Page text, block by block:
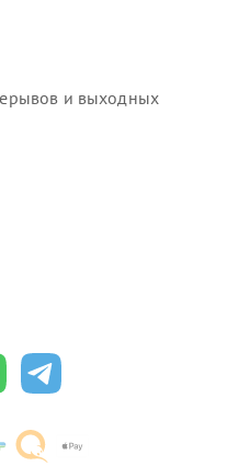
и выходных